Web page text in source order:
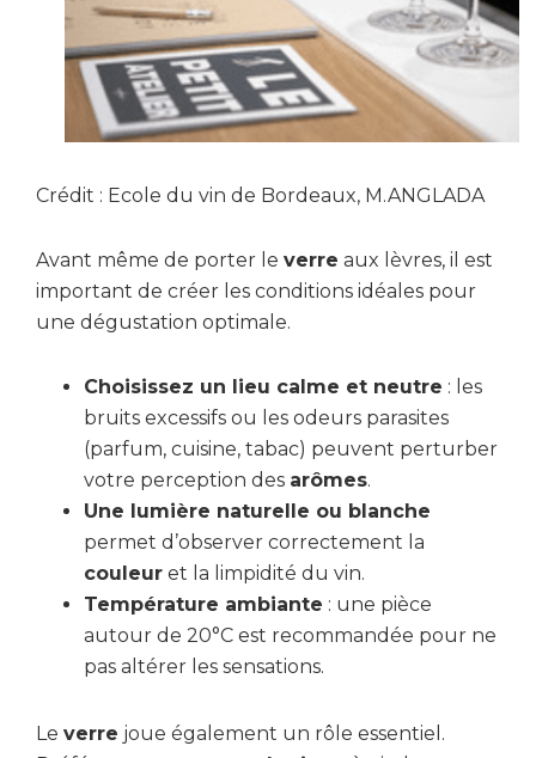
Crédit : Ecole du vin de Bordeaux, M.ANGLADA
Avant même de porter le verre aux lèvres, il est
important de créer les conditions idéales pour
une dégustation optimale.
Choisissez un lieu calme et neutre : les
bruits excessifs ou les odeurs parasites
(parfum, cuisine, tabac) peuvent perturber
votre perception des arômes.
Une lumière naturelle ou blanche
permet d’observer correctement la
couleur et la limpidité du vin.
Température ambiante : une pièce
autour de 20°C est recommandée pour ne
pas altérer les sensations.
Le verre joue également un rôle essentiel.